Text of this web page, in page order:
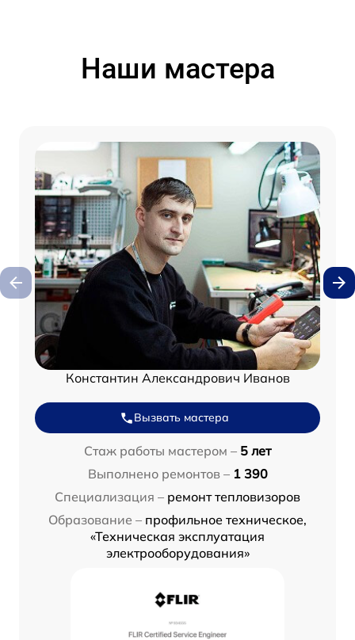
Наши мастера
Константин Александрович Иванов
Вызвать мастера
Стаж работы мастером – 5 лет
Выполнено ремонтов – 1 390
Специализация – ремонт тепловизоров
Образование – профильное техническое,
«Техническая эксплуатация
электрооборудования»